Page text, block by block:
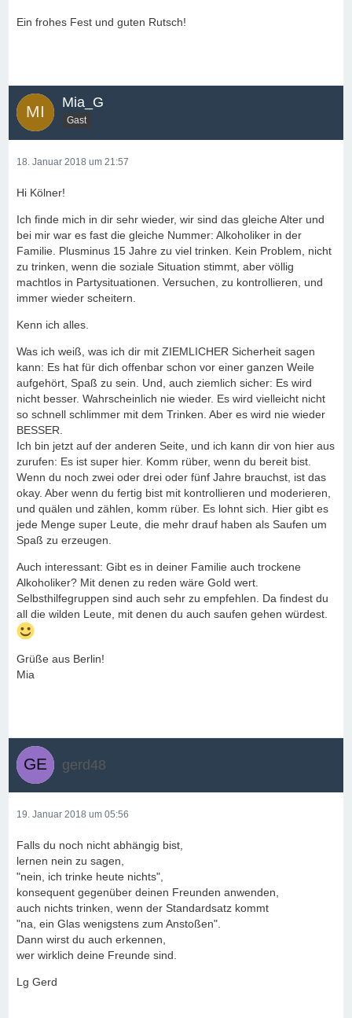
Ein frohes Fest und guten Rutsch!
Mia_G
Gast
18. Januar 2018 um 21:57
Hi Kölner!
Ich finde mich in dir sehr wieder, wir sind das gleiche Alter und
bei mir war es fast die gleiche Nummer: Alkoholiker in der
Familie. Plusminus 15 Jahre zu viel trinken. Kein Problem, nicht
zu trinken, wenn die soziale Situation stimmt, aber völlig
machtlos in Partysituationen. Versuchen, zu kontrollieren, und
immer wieder scheitern.
Kenn ich alles.
Was ich weiß, was ich dir mit ZIEMLICHER Sicherheit sagen
kann: Es hat für dich offenbar schon vor einer ganzen Weile
aufgehört, Spaß zu sein. Und, auch ziemlich sicher: Es wird
nicht besser. Wahrscheinlich nie wieder. Es wird vielleicht nicht
so schnell schlimmer mit dem Trinken. Aber es wird nie wieder
BESSER.
Ich bin jetzt auf der anderen Seite, und ich kann dir von hier aus
zurufen: Es ist super hier. Komm rüber, wenn du bereit bist.
Wenn du noch zwei oder drei oder fünf Jahre brauchst, ist das
okay. Aber wenn du fertig bist mit kontrollieren und moderieren,
und quälen und zählen, komm rüber. Es lohnt sich. Hier gibt es
jede Menge super Leute, die mehr drauf haben als Saufen um
Spaß zu erzeugen.
Auch interessant: Gibt es in deiner Familie auch trockene
Alkoholiker? Mit denen zu reden wäre Gold wert.
Selbsthilfegruppen sind auch sehr zu empfehlen. Da findest du
all die wilden Leute, mit denen du auch saufen gehen würdest.
Grüße aus Berlin!
Mia
gerd48
19. Januar 2018 um 05:56
Falls du noch nicht abhängig bist,
lernen nein zu sagen,
"nein, ich trinke heute nichts",
konsequent gegenüber deinen Freunden anwenden,
auch nichts trinken, wenn der Standardsatz kommt
"na, ein Glas wenigstens zum Anstoßen".
Dann wirst du auch erkennen,
wer wirklich deine Freunde sind.
Lg Gerd